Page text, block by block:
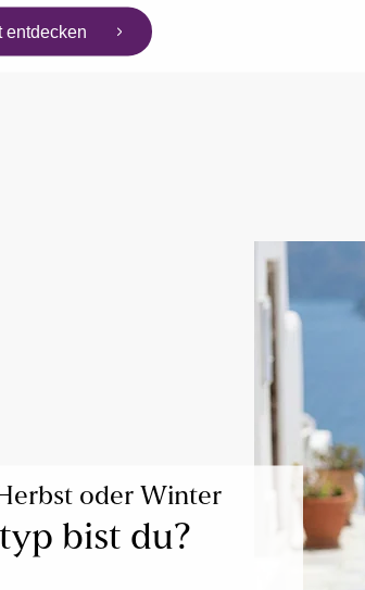
entdecken
oder Winter
bist du?